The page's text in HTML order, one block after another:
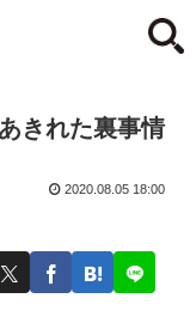
きれた裏事情
2020.08.05 18:00